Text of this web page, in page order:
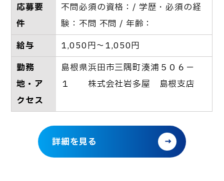
応募要
件
不問必須の資格：/ 学歴・必須の経
験：不問 不問 / 年齢：
給与
1,050円～1,050円
勤務
地・ア
クセス
島根県浜田市三隅町湊浦５０６－
１ 株式会社岩多屋 島根支店
詳細を見る